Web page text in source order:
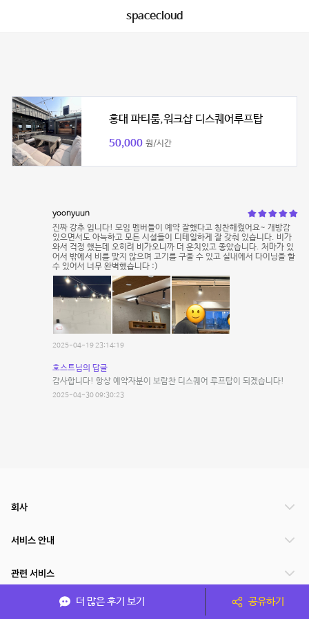
spacecloud
홍대 파티룸,워크샵 디스퀘어루프탑
50,000 원/시간
yoonyuun
진짜 강추 입니다! 모임 멤버들이 예약 잘했다고 칭찬해줬어요~ 개방감
있으면서도 아늑하고 모든 시설들이 디테일하게 잘 갖춰 있습니다. 비가
와서 걱정 했는데 오히려 비가오니까 더 운치있고 좋았습니다. 처마가 있
어서 밖에서 비를 맞지 않으며 고기를 구울 수 있고 실내에서 다이닝을 할
수 있어서 너무 완벽했습니다 :)
2025-04-19 23:14:19
호스트님의 답글
감사합니다! 항상 예약자분이 보람찬 디스퀘어 루프탑이 되겠습니다!
2025-04-30 09:30:23
더 많은 후기 보기 공유하기
회사
서비스 안내
관련 서비스